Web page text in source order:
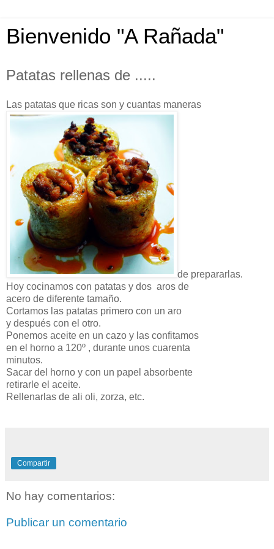
Bienvenido "A Rañada"
Patatas rellenas de .....
Las patatas que ricas son y cuantas maneras
de prepararlas.
Hoy cocinamos con patatas y dos aros de
acero de diferente tamaño.
Cortamos las patatas primero con un aro
y después con el otro.
Ponemos aceite en un cazo y las confitamos
en el horno a 120º , durante unos cuarenta
minutos.
Sacar del horno y con un papel absorbente
retirarle el aceite.
Rellenarlas de ali oli, zorza, etc.
Compartir
No hay comentarios:
Publicar un comentario